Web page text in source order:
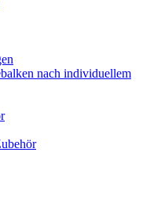
nach individuellem